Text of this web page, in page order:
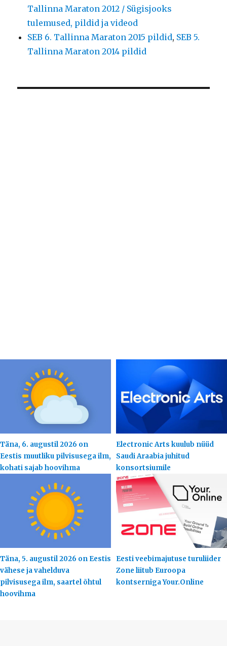
Tallinna Maraton 2012 / Sügisjooks
tulemused, pildid ja videod
SEB 6. Tallinna Maraton 2015 pildid, SEB 5.
Tallinna Maraton 2014 pildid
Täna, 6. augustil 2026 on
Eestis muutliku pilvisusega ilm,
kohati sajab hoovihma
Electronic Arts kuulub nüüd
Saudi Araabia juhitud
konsortsiumile
Täna, 5. augustil 2026 on Eestis
vähese ja vahelduva
pilvisusega ilm, saartel õhtul
hoovihma
Eesti veebimajutuse turuliider
Zone liitub Euroopa
kontserniga Your.Online